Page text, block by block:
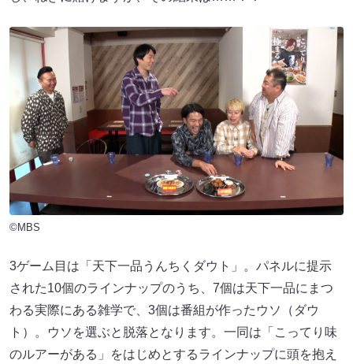
©MBS
3ゲーム目は「天下一品うんちくダウト」。パネルに提示
された10個のラインナップのうち、7個は天下一品にまつ
わる実際にある雑学で、3個は番組が作ったウソ（ダウ
ト）。ウソを選ぶと脱落となります。一同は「こってり味
のルアーがある」をはじめとするラインナップに頭を抱え